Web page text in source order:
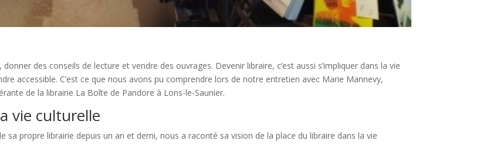
des conseils de lecture et vendre des ouvrages. Devenir libraire, c’est aussi s’impliquer dans la vie
accessible. C’est ce que nous avons pu comprendre lors de notre entretien avec Marie Mannevy,
de la librairie La Boîte de Pandore à Lons-le-Saunier.
vie culturelle
sa propre librairie depuis un an et demi, nous a raconté sa vision de la place dulibraire dans la vie